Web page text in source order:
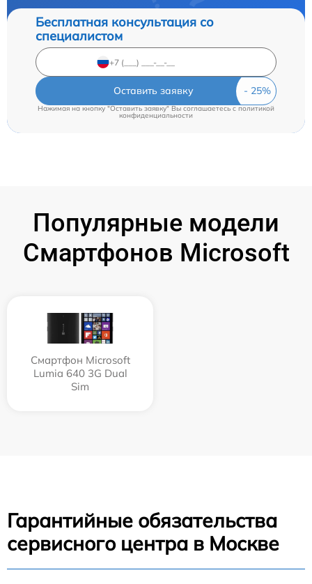
Бесплатная консультация со
специалистом
Оставить заявку
Нажимая на кнопку "Оставить заявку" Вы соглашаетесь c политикой
конфиденциальности
Популярные модели
Смартфонов Microsoft
Смартфон Microsoft
Lumia 640 3G Dual
Sim
Гарантийные обязательства
сервисного центра в Москве